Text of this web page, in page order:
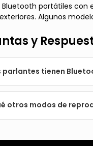
portátiles con
Algunos
y
parlantes tienen
otros modos de